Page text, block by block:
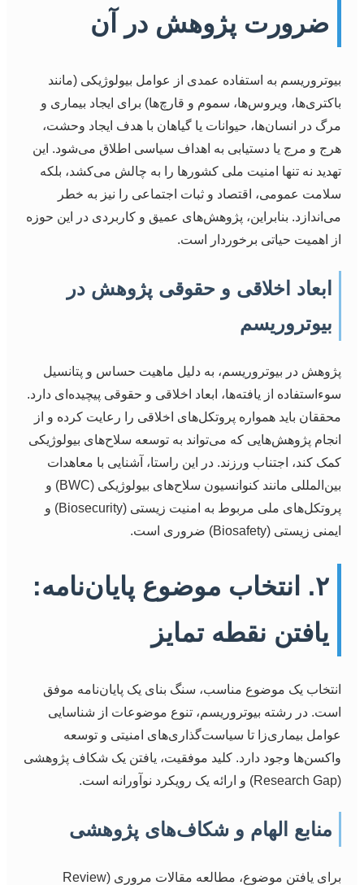
ضرورت پژوهش در آن
بیوتروریسم به استفاده عمدی از عوامل بیولوژیکی (مانند
باکتری‌ها، ویروس‌ها، سموم و قارچ‌ها) برای ایجاد بیماری و
مرگ در انسان‌ها، حیوانات یا گیاهان با هدف ایجاد وحشت،
هرج و مرج یا دستیابی به اهداف سیاسی اطلاق می‌شود. این
تهدید نه تنها امنیت ملی کشورها را به چالش می‌کشد، بلکه
سلامت عمومی، اقتصاد و ثبات اجتماعی را نیز به خطر
می‌اندازد. بنابراین، پژوهش‌های عمیق و کاربردی در این حوزه
از اهمیت حیاتی برخوردار است.
ابعاد اخلاقی و حقوقی پژوهش در
بیوتروریسم
پژوهش در بیوتروریسم، به دلیل ماهیت حساس و پتانسیل
سوءاستفاده از یافته‌ها، ابعاد اخلاقی و حقوقی پیچیده‌ای دارد.
محققان باید همواره پروتکل‌های اخلاقی را رعایت کرده و از
انجام پژوهش‌هایی که می‌تواند به توسعه سلاح‌های بیولوژیکی
کمک کند، اجتناب ورزند. در این راستا، آشنایی با معاهدات
بین‌المللی مانند کنوانسیون سلاح‌های بیولوژیکی (BWC) و
پروتکل‌های ملی مربوط به امنیت زیستی (Biosecurity) و
ایمنی زیستی (Biosafety) ضروری است.
۲. انتخاب موضوع پایان‌نامه:
یافتن نقطه تمایز
انتخاب یک موضوع مناسب، سنگ بنای یک پایان‌نامه موفق
است. در رشته بیوتروریسم، تنوع موضوعات از شناسایی
عوامل بیماری‌زا تا سیاست‌گذاری‌های امنیتی و توسعه
واکسن‌ها وجود دارد. کلید موفقیت، یافتن یک شکاف پژوهشی
(Research Gap) و ارائه یک رویکرد نوآورانه است.
منابع الهام و شکاف‌های پژوهشی
برای یافتن موضوع، مطالعه مقالات مروری (Review